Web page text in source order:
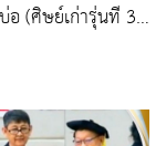
(ศิษย์เก่ารุ่นที่ 30